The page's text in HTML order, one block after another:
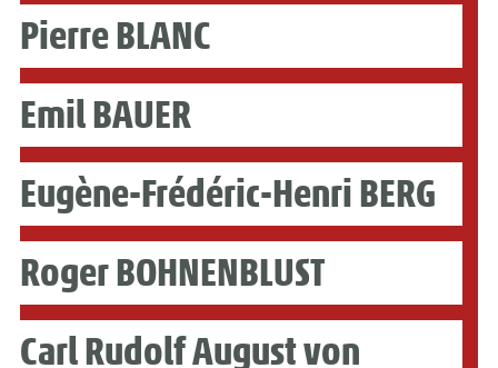
Pierre BLANC
Emil BAUER
Eugène-Frédéric-Henri BERG
Roger BOHNENBLUST
Carl Rudolf August von